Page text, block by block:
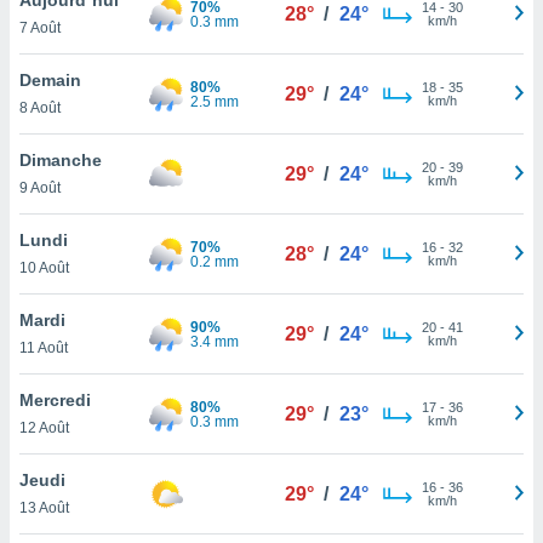
et
»,
au
vous
qu'ils
ou
le
ainsi
un
la
du
7 Août
70%
0.3 mm
28° / 24° 14- 30
km/h
Demain
8 Août
80%
2.5 mm
29° / 24° 18- 35
km/h
Dimanche
9 Août
29° / 24° 20- 39
km/h
Lundi
10 Août
70%
0.2 mm
28° / 24° 16- 32
km/h
Mardi
11 Août
90%
3.4 mm
29° / 24° 20- 41
km/h
Mercredi
12 Août
80%
0.3 mm
29° / 23° 17- 36
km/h
Jeudi
13 Août
29° / 24° 16- 36
km/h